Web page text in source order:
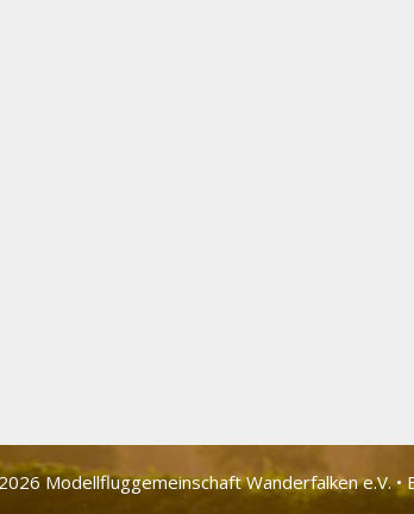
Modellfluggemeinschaft Wander­falken e.V.•